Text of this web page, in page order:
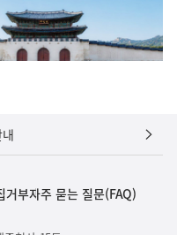
거부자주 묻는 질문(FAQ)